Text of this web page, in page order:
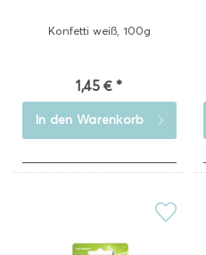
Konfetti weiß, 100g
1,45 € *
In den Warenkorb